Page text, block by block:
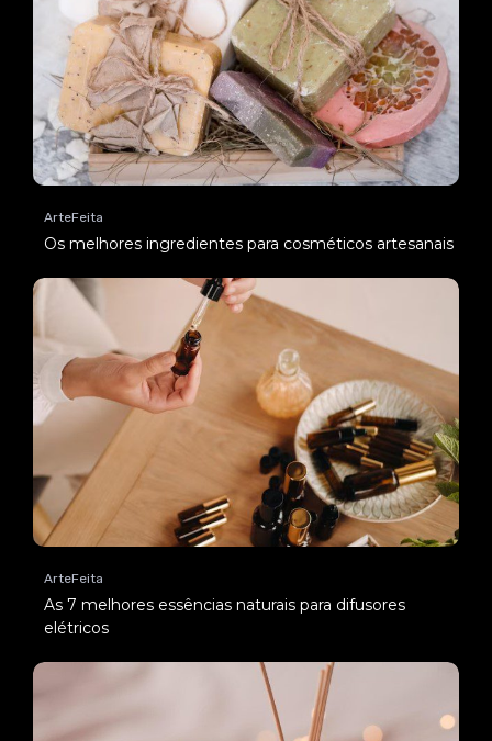
ArteFeita
Os melhores ingredientes para cosméticos artesanais
ArteFeita
As 7 melhores essências naturais para difusores
elétricos